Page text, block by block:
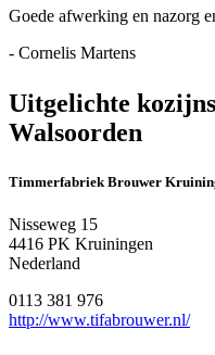
Goede afwerking en nazorg
- Cornelis Martens
Uitgelichte
Walsoorden
Timmerfabriek Brouwer
Nisseweg 15
4416 PK Kruiningen
Nederland
0113 381 976
http://www.tifabrouwer.nl/